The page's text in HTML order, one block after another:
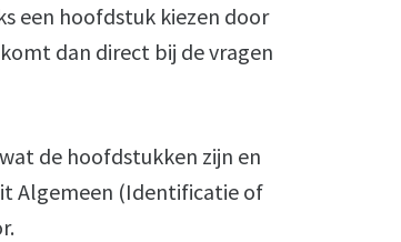
een hoofdstuk kiezen door
dan direct bij de vragen
de hoofdstukken zijn en
Algemeen (Identificatie of